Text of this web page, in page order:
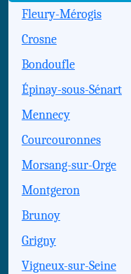
Fleury-Mérogis
Crosne
Bondoufle
Épinay-sous-Sénart
Mennecy
Courcouronnes
Morsang-sur-Orge
Montgeron
Brunoy
Grigny
Vigneux-sur-Seine